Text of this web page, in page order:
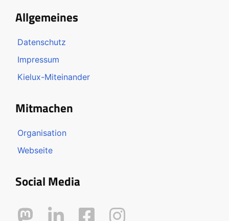
Allgemeines
Datenschutz
Impressum
Kielux-Miteinander
Mitmachen
Organisation
Webseite
Social Media